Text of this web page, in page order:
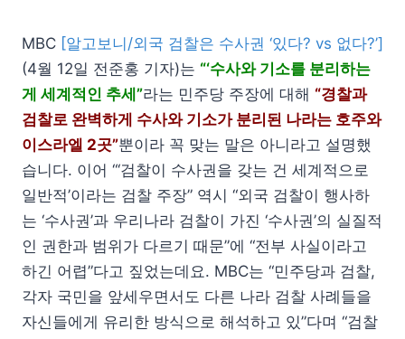
MBC [알고보니/외국 검찰은 수사권 ‘있다? vs 없다?’]
(4월 12일 전준홍 기자)는 “‘수사와 기소를 분리하는
게 세계적인 추세”라는 민주당 주장에 대해 “경찰과
검찰로 완벽하게 수사와 기소가 분리된 나라는 호주와
이스라엘 2곳”뿐이라 꼭 맞는 말은 아니라고 설명했
습니다. 이어 “‘검찰이 수사권을 갖는 건 세계적으로
일반적’이라는 검찰 주장” 역시 “외국 검찰이 행사하
는 ‘수사권’과 우리나라 검찰이 가진 ‘수사권’의 실질적
인 권한과 범위가 다르기 때문”에 “전부 사실이라고
하긴 어렵”다고 짚었는데요. MBC는 “민주당과 검찰,
각자 국민을 앞세우면서도 다른 나라 검찰 사례들을
자신들에게 유리한 방식으로 해석하고 있”다며 “검찰